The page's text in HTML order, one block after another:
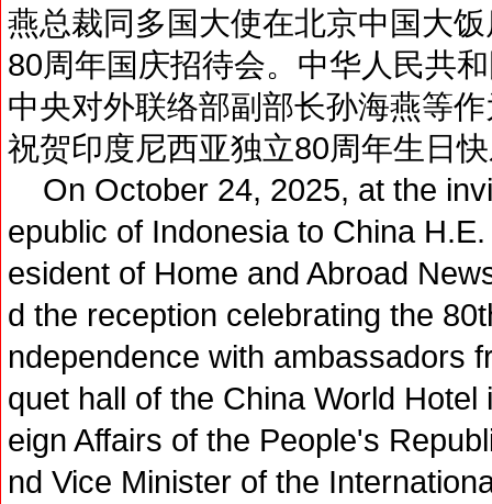
燕总裁同多国大使在北京中国大
80周年国庆招待会。中华人民共
中央对外联络部副部长孙海燕等
祝贺印度尼西亚独立80周年生日
On October 24, 2025, at the
epublic of Indonesia to China
esident of Home and Abroad
d the reception celebrating the
ndependence with ambassadors
quet hall of the China World
eign Affairs of the People's
nd Vice Minister of the